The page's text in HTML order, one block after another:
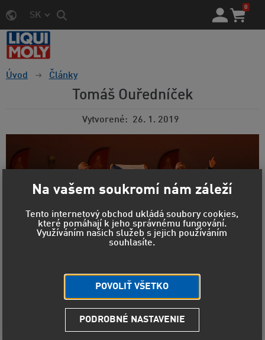
SK
0
Úvod Články
Tomáš Ouředníček
Vytvorené 26. 1. 2019
Na vašem soukromí nám záleží
Tento internetový obchod ukládá soubory cookies,
které pomáhají k jeho správnému fungování.
Využíváním našich služeb s jejich používáním
souhlasíte.
POVOLIŤ VŠETKO
PODROBNÉ NASTAVENIE